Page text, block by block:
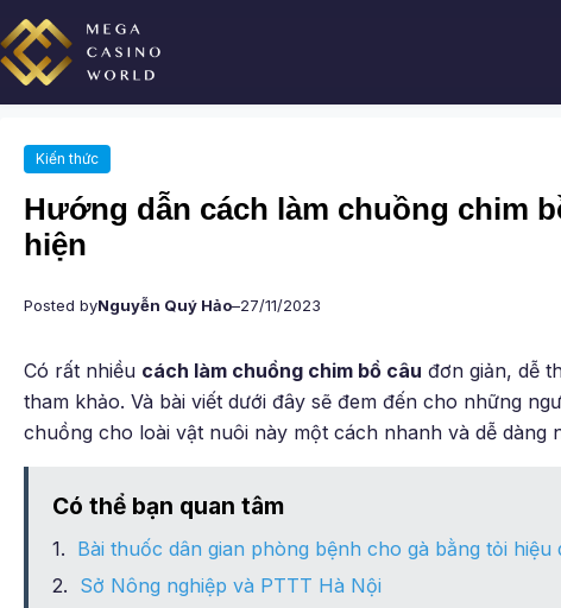
Chuyển
đến
phần
nội
Kiến thức
Hướng dẫn cách làm chuồng chim
hiện
Posted byNguyễn Quý Hảo–27/11/2023
Có rất nhiều cách làm chuồng chim bồ câu đơn giản, dễ
tham khảo. Và bài viết dưới đây sẽ đem đến cho những
chuồng cho loài vật nuôi này một cách nhanh và dễ dàng
Có thể bạn quan tâm
Bài thuốc dân gian phòng bệnh cho gà bằng tỏi hiệu
Sở Nông nghiệp và PTTT Hà Nội